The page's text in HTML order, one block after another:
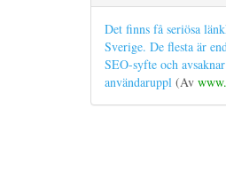
Det finns få seriösa
Sverige. De flesta är
SEO-syfte och
användaruppl (Av